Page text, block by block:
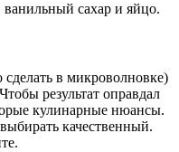
ванильный сахар и яйцо.
в микроволновке)
результат оправдал
кулинарные нюансы.
качественный.